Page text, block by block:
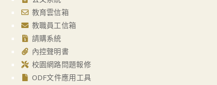
教育雲信箱
教職員工信箱
請購系統
內控聲明書
校園網路問題報修
ODF文件應用工具